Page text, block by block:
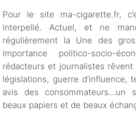
Pour le site ma-cigarette.fr,
interpellé. Actuel, et ne
régulièrement la Une des
importance politico-socio-
rédacteurs et journalistes
législations, guerre d’influence,
avis des consommateurs…un
beaux papiers et de beaux